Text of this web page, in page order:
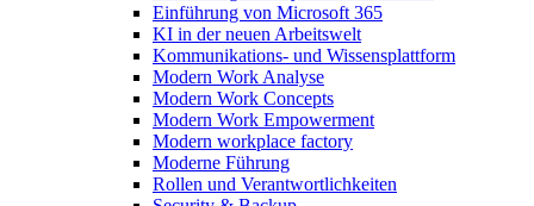
Einführung von Microsoft 365
KI in der neuen Arbeitswelt
Kommunikations- und Wissensplattform
Modern Work Analyse
Modern Work Concepts
Modern Work Empowerment
Modern workplace factory
Moderne Führung
Rollen und Verantwortlichkeiten